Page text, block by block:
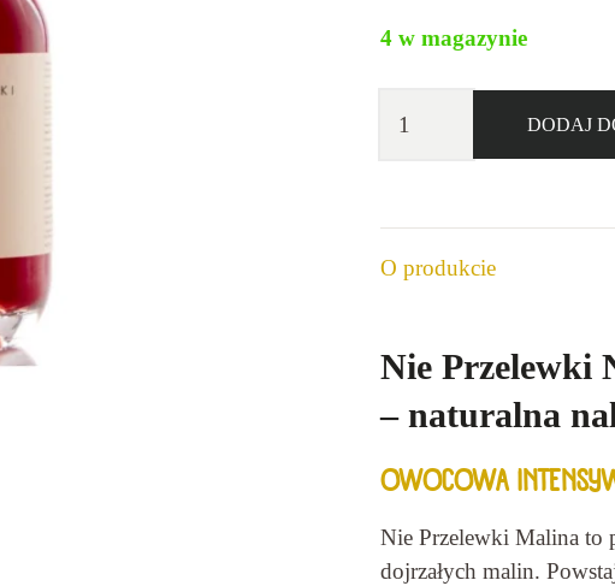
4 w magazynie
Nie Przelewki
0,5l
DODAJ
O produkcie
Nie Przelewki
– naturalna
OWOCOWA
Nie Przelewki Malina to
dojrzałych malin.